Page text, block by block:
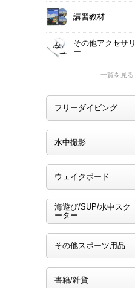
講習教材
その他アクセサリ
ー
一覧を見る
フリーダイビング
水中撮影
ウェイクボード
海遊び/SUP/水中スク
ーター
その他スポーツ用品
書籍/雑貨